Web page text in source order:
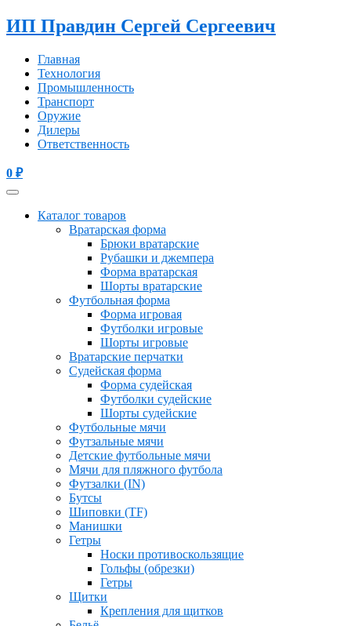
ИП Правдин Сергей Сергеевич
Главная
Технология
Промышленность
Транспорт
Оружие
Дилеры
Ответственность
0 ₽
Каталог товаров
Вратарская форма
Брюки вратарские
Рубашки и джемпера
Форма вратарская
Шорты вратарские
Футбольная форма
Форма игровая
Футболки игровые
Шорты игровые
Вратарские перчатки
Судейская форма
Форма судейская
Футболки судейские
Шорты судейские
Футбольные мячи
Футзальные мячи
Детские футбольные мячи
Мячи для пляжного футбола
Футзалки (IN)
Бутсы
Шиповки (TF)
Манишки
Гетры
Носки противоскользящие
Гольфы (обрезки)
Гетры
Щитки
Крепления для щитков